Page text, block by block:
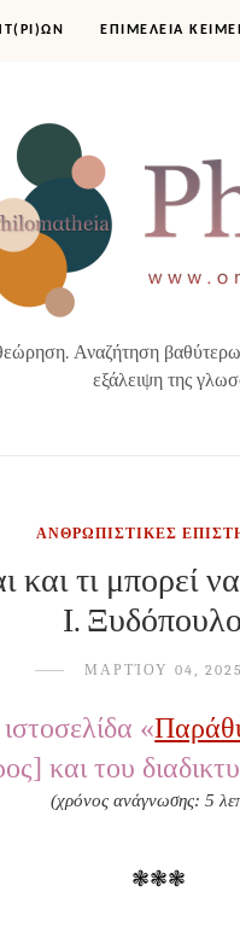
Αναζήτηση
εξάλειψη της
ΕΠΙΜΕΛΕΙΑ
ΑΝΘΡΩΠΙΣΤΙΚΕΣ
και τι μπορεί
Ι.
ΜΑΡΤΊΟΥ 04, 2025
«
και του
(χρόνος ανάγνωσης: 5
❃❃❃